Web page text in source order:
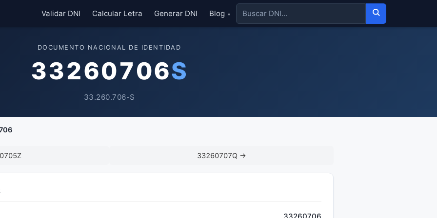
Validar DNI Calcular Letra Generar DNI Blog ▾
DOCUMENTO NACIONAL DE IDENTIDAD
33260706S
33.260.706-S
33260707Q →